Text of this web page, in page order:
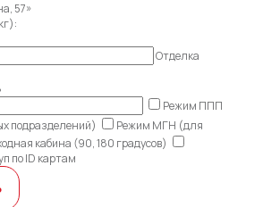
57»
Отделка
Режим ППП
подразделений)
Режим МГН (для
кабина (90, 180 градусов)
по ID картам